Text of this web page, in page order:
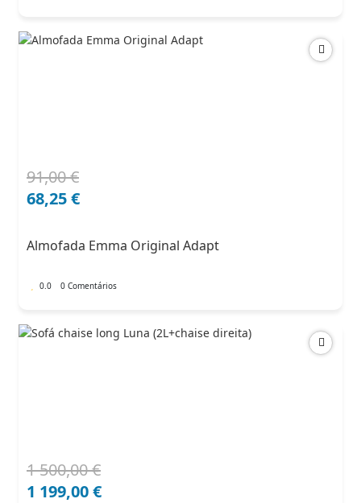
91,00€
O
preço
91,00 €.
68,25€
O
preço
68,25 €.
Almofada Emma Original Adapt
0.0 0 Comentários
1 500,00€
O
preço
1 199,00€
O
preço